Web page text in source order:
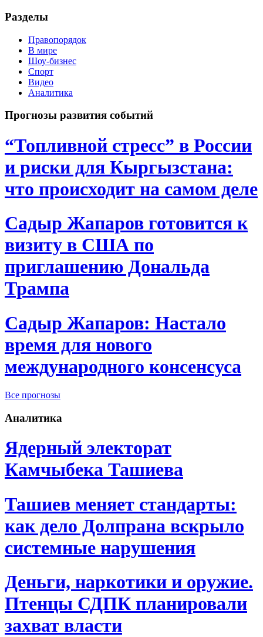
Разделы
Правопорядок
В мире
Шоу-бизнес
Спорт
Видео
Аналитика
Прогнозы развития событий
“Топливной стресс” в России
и риски для Кыргызстана:
что происходит на самом деле
Садыр Жапаров готовится к
визиту в США по
приглашению Дональда
Трампа
Садыр Жапаров: Настало
время для нового
международного консенсуса
Все прогнозы
Аналитика
Ядерный электорат
Камчыбека Ташиева
Ташиев меняет стандарты:
как дело Долпрана вскрыло
системные нарушения
Деньги, наркотики и оружие.
Птенцы СДПК планировали
захват власти